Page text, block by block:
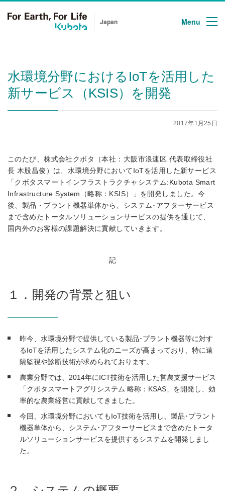
Japan Menu
水環境分野におけるIoTを活用した
新サービス（KSIS）を開発
2017年1月25日
このたび、株式会社クボタ（本社：大阪市浪速区 代表取締役社
長 木股昌俊）は、水環境分野においてIoTを活用した新サービス
「クボタスマートインフラストラクチャシステム:Kubota Smart
Infrastructure System（略称：KSIS）」を開発しました。今
後、製品・プラント機器単体から、システム･アフターサービス
まで含めたトータルソリューションサービスの提供を通じて、
国内外のお客様の課題解決に貢献していきます。
記
１．開発の背景と狙い
昨今、水環境分野で提供している製品･プラント機器等に対す
るIoTを活用したシステム化のニーズが高まっており、特に遠
隔監視や診断技術が求められております。
農業分野では、2014年にICT技術を活用した営農支援サービス
「クボタスマートアグリシステム 略称：KSAS」を開発し、効
率的な農業経営に貢献してきました。
今回、水環境分野においてもIoT技術を活用し、製品･プラント
機器単体から、システム･アフターサービスまで含めたトータ
ルソリューションサービスを提供するシステムを開発しまし
た。